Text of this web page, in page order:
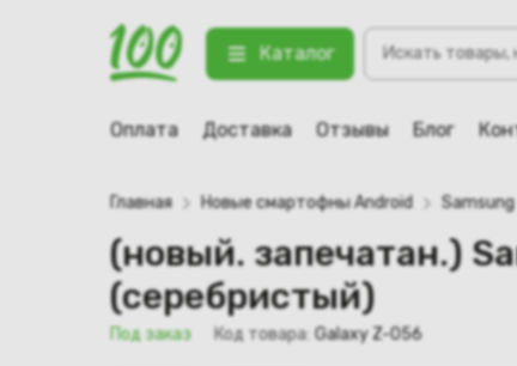
Каталог
товаров
Оплата Доставка Отзывы Блог
(новый. запечатан.) Samsung
123 Под заказ
Главная Новые смартофны Android Samsung
(новый. запечатан.)
(серебристый)
Под заказ Код товара: Galaxy Z-056